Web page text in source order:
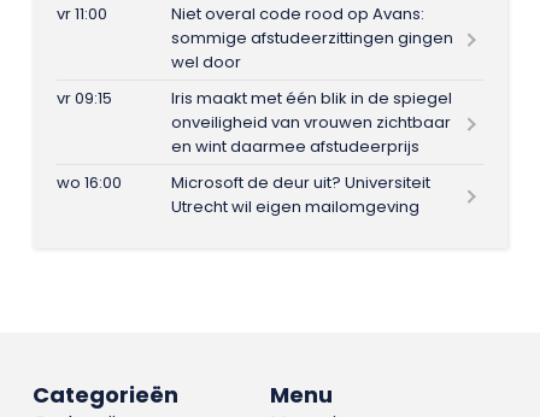
vr 11:00
Niet overal code rood op Avans:
sommige afstudeerzittingen gingen
wel door
vr 09:15
Iris maakt met één blik in de spiegel
onveiligheid van vrouwen zichtbaar
en wint daarmee afstudeerprijs
wo 16:00
Microsoft de deur uit? Universiteit
Utrecht wil eigen mailomgeving
Menu
Categorieën